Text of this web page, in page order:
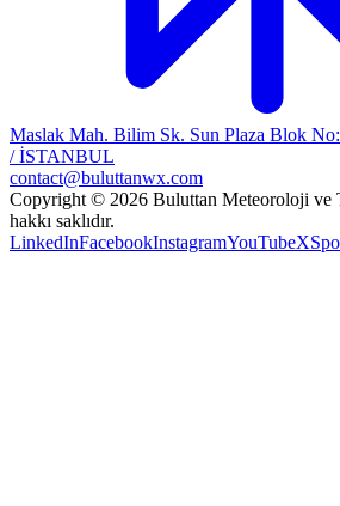
Maslak Mah. Bilim Sk. Sun Plaza Blok
/ İSTANBUL
contact@buluttanwx.com
Copyright © 2026 Buluttan Meteoroloji ve
hakkı saklıdır.
LinkedInFacebookInstagramYouTubeX